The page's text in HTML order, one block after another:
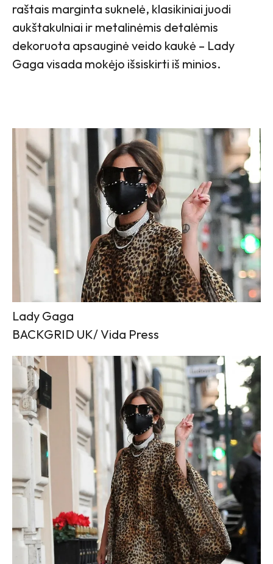
raštais marginta suknelė, klasikiniai juodi
aukštakulniai ir metalinėmis detalėmis
dekoruota apsauginė veido kaukė – Lady
Gaga visada mokėjo išsiskirti iš minios.
Lady Gaga
BACKGRID UK/ Vida Press